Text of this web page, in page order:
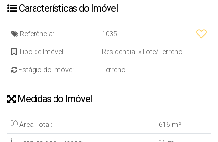
Características do Imóvel
Referência: 1035
Tipo de Imóvel: Residencial » Lote/Terreno
Estágio do Imóvel: Terreno
Medidas do Imóvel
Área Total: 616 m²